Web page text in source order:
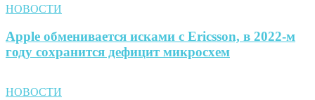
НОВОСТИ
Apple обменивается исками с Ericsson, в 2022-м
году сохранится дефицит микросхем
НОВОСТИ